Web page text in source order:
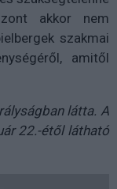
akkor nem
szakmai
amitől
látta. A
22.-étől látható